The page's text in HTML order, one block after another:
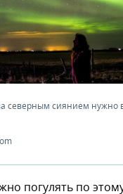
северным сиянием нужно
погулять по